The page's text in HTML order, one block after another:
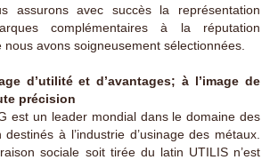
assurons avec succès la représentation
complémentaires à la réputation
avons soigneusement sélectionnées.
d’utilité et d’avantages; à l’image de
précision
est un leader mondial dans le domaine des
à l’industrie d’usinage des métaux.
sociale soit tirée du latin UTILIS n’est